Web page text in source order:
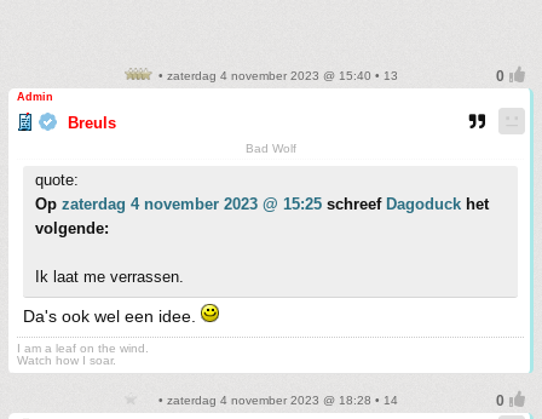
• zaterdag 4 november 2023 @ 15:40 • 13
Admin
Breuls
Bad Wolf
quote:
Op zaterdag 4 november 2023 @ 15:25 schreef Dagoduck het
volgende:
Ik laat me verrassen.
Da's ook wel een idee.
I am a leaf on the wind.
Watch how I soar.
• zaterdag 4 november 2023 @ 18:28 • 14